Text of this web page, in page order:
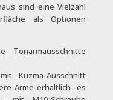
sind eine Vielzahl
als Optionen
Tonarmausschnitte
Kuzma-Ausschnitt
Arme erhältlich- es